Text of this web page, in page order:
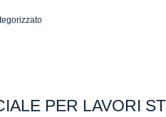
PER LAVORI